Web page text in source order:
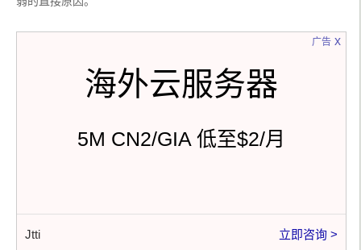
广告
海外云服务器
5M CN2/GIA 低至$2/月
Jtti 立即咨询 >
x